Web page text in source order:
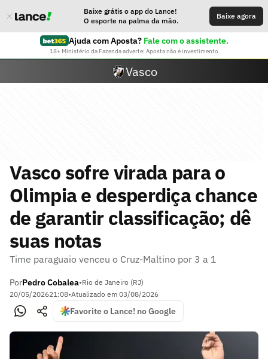
Baixe grátis o app do Lance!
O esporte na palma da mão.
Baixe agora
Ajuda com Aposta? Fale com o assistente.
18+ Ministério da Fazenda adverte: Aposta não é investimento
Vasco
Vasco sofre virada para o
Olimpia e desperdiça chance
de garantir classificação; dê
suas notas
Time paraguaio venceu o Cruz-Maltino por 3 a 1
PorPedro Cobalea•Rio de Janeiro (RJ)
20/05/202621:08•Atualizado em 03/08/2026
Favorite o Lance! no Google